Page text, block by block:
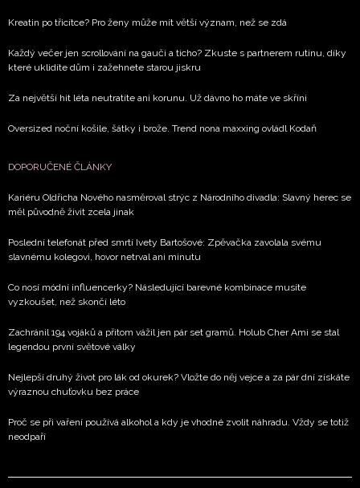
Kreatin po třicítce? Pro ženy může mít větší význam, než se zdá
Každý večer jen scrollování na gauči a ticho? Zkuste s partnerem rutinu, díky
které uklidíte dům i zažehnete starou jiskru
Za největší hit léta neutratíte ani korunu. Už dávno ho máte ve skříni
Oversized noční košile, šátky i brože. Trend nona maxxing ovládl Kodaň
DOPORUČENÉ ČLÁNKY
Kariéru Oldřicha Nového nasměroval strýc z Národního divadla: Slavný herec se
měl původně živit zcela jinak
Poslední telefonát před smrtí Ivety Bartošové: Zpěvačka zavolala svému
slavnému kolegovi, hovor netrval ani minutu
Co nosí módní influencerky? Následující barevné kombinace musíte
vyzkoušet, než skončí léto
Zachránil 194 vojáků a přitom vážil jen pár set gramů. Holub Cher Ami se stal
legendou první světové války
Nejlepší druhý život pro lák od okurek? Vložte do něj vejce a za pár dní získáte
výraznou chuťovku bez práce
Proč se při vaření používá alkohol a kdy je vhodné zvolit náhradu. Vždy se totiž
neodpaří